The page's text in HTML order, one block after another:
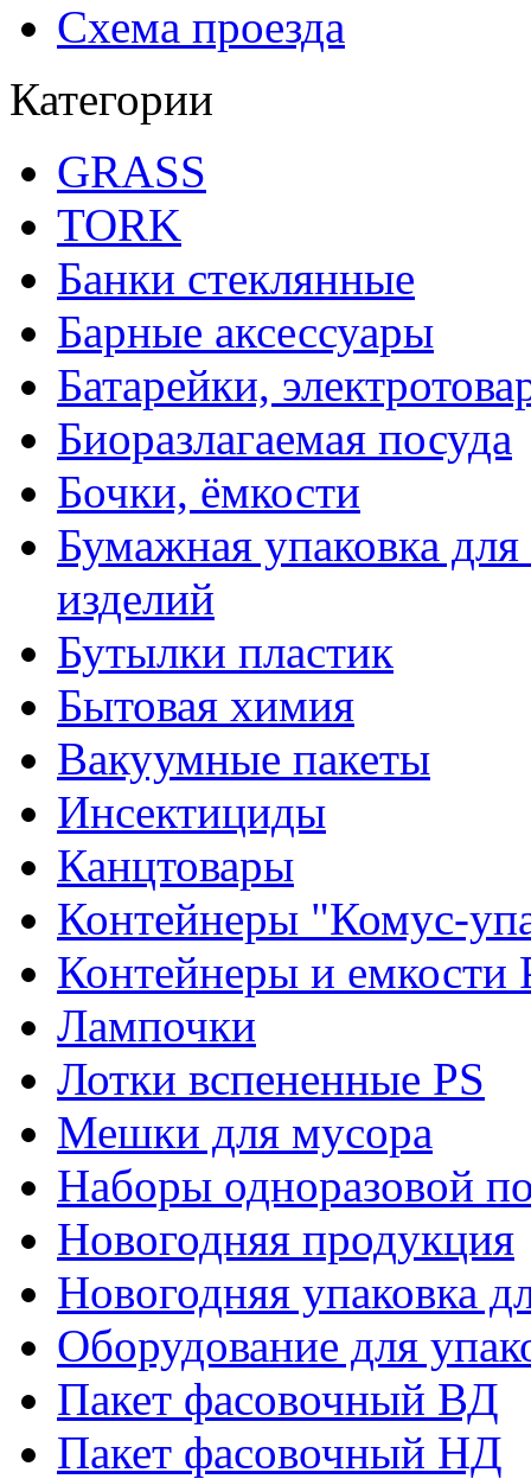
Схема проезда
Категории
GRASS
TORK
Банки стеклянные
Барные аксессуары
Батарейки,
Биоразлагаемая посуда
Бочки, ёмкости
Бумажная упаковка
изделий
Бутылки пластик
Бытовая химия
Вакуумные пакеты
Инсектициды
Канцтовары
Контейнеры "Комус-
Контейнеры и емкости
Лампочки
Лотки вспененные PS
Мешки для мусора
Наборы одноразовой
Новогодняя продукция
Новогодняя упаковка
Оборудование для
Пакет фасовочный ВД
Пакет фасовочный НД